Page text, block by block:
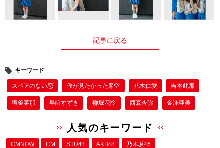
記事に戻る
キーワード
スペアのない恋 僕が⾒たかった⻘空 八木仁愛 吉本此那
塩釜菜那 早﨑すずき 柳堀花怜 西森杏弥 金澤亜美
人気のキーワード
CMNOW CM STU48 AKB48 乃木坂46